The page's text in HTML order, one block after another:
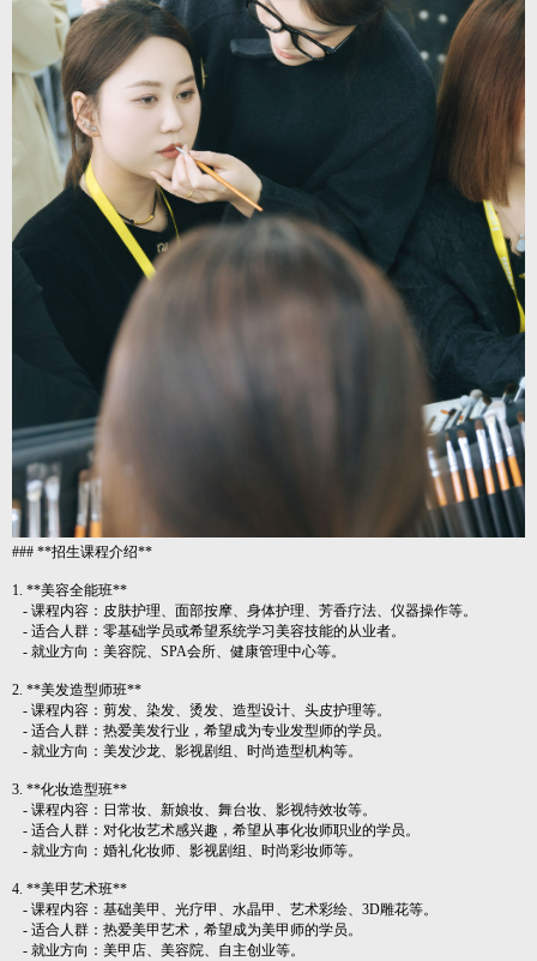
### **招生课程介绍**
1. **美容全能班**
- 课程内容：皮肤护理、面部按摩、身体护理、芳香疗法、仪器操作等。
- 适合人群：零基础学员或希望系统学习美容技能的从业者。
- 就业方向：美容院、SPA会所、健康管理中心等。
2. **美发造型师班**
- 课程内容：剪发、染发、烫发、造型设计、头皮护理等。
- 适合人群：热爱美发行业，希望成为专业发型师的学员。
- 就业方向：美发沙龙、影视剧组、时尚造型机构等。
3. **化妆造型班**
- 课程内容：日常妆、新娘妆、舞台妆、影视特效妆等。
- 适合人群：对化妆艺术感兴趣，希望从事化妆师职业的学员。
- 就业方向：婚礼化妆师、影视剧组、时尚彩妆师等。
4. **美甲艺术班**
- 课程内容：基础美甲、光疗甲、水晶甲、艺术彩绘、3D雕花等。
- 适合人群：热爱美甲艺术，希望成为美甲师的学员。
- 就业方向：美甲店、美容院、自主创业等。